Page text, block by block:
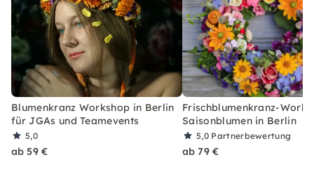
Blumenkranz Workshop in Berlin
für JGAs und Teamevents
5,0
ab 59 €
Frischblumenkranz-
Saisonblumen in Berlin
5,0 Partnerbewertung
ab 79 €